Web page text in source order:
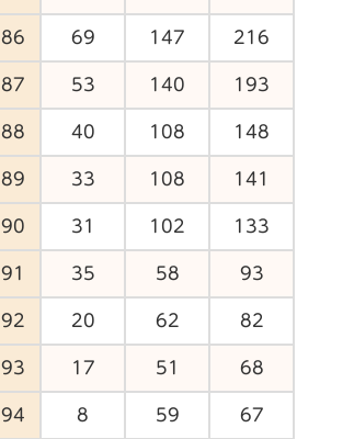
86 69 147 216
87 53 140 193
88 40 108 148
89 33 108 141
90 31 102 133
91 35 58 93
92 20 62 82
93 17 51 68
94 8 59 67